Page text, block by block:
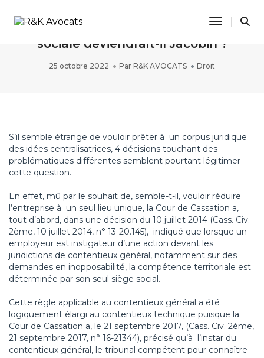
Toggle
Juin 2018 – Le droit de la sécurité
sociale deviendrait-il Jacobin ?
25 octobre 2022 Par R&K AVOCATS Droit
S’il semble étrange de vouloir prêter à un corpus juridique
des idées centralisatrices, 4 décisions touchant des
problématiques différentes semblent pourtant légitimer
cette question.
En effet, mû par le souhait de, semble-t-il, vouloir réduire
l’entreprise à un seul lieu unique, la Cour de Cassation a,
tout d’abord, dans une décision du 10 juillet 2014 (Cass. Civ.
2ème, 10 juillet 2014, n° 13-20.145), indiqué que lorsque un
employeur est instigateur d’une action devant les
juridictions de contentieux général, notamment sur des
demandes en inopposabilité, la compétence territoriale est
déterminée par son seul siège social.
Cette règle applicable au contentieux général a été
logiquement élargi au contentieux technique puisque la
Cour de Cassation a, le 21 septembre 2017, (Cass. Civ. 2ème,
21 septembre 2017, n° 16-21344), précisé qu’à l’instar du
contentieux général, le tribunal compétent pour connaître